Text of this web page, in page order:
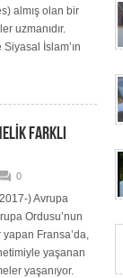
almış olan bir
uzmanıdır.
İslam’ın
FARKLI
0
) Avrupa
Ordusu’nun
yapan Fransa’da,
yaşanan
yaşanıyor.